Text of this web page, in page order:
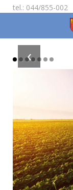
tel.: 044/855-002
‹